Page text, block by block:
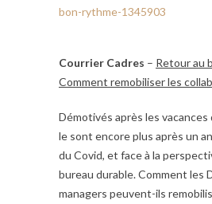
bon-rythme-1345903
Courrier Cadres – Retour au
Comment remobiliser les
Démotivés après les vacances
le sont encore plus après un
du Covid, et face à la
bureau durable. Comment les
managers peuvent-ils